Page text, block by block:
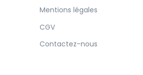
Mentions légales
CGV
Contactez-nous